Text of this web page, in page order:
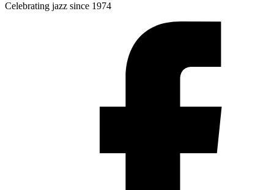
Celebrating jazz since 1974